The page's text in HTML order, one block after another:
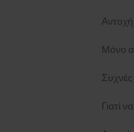
Μόνο
Γιατί